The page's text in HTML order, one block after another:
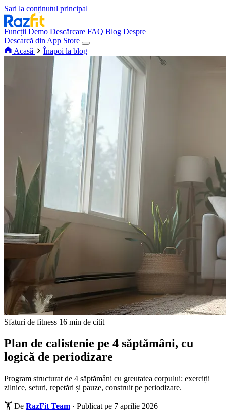
Sari la conținutul principal
Funcții Demo Descărcare FAQ Blog Despre
Descarcă din App Store
Acasă
Înapoi la blog
Sfaturi de fitness 16 min de citit
Plan de calistenie pe 4 săptămâni, cu
logică de periodizare
Program structurat de 4 săptămâni cu greutatea corpului: exerciții
zilnice, seturi, repetări și pauze, construit pe periodizare.
🏋️ De RazFit Team · Publicat pe 7 aprilie 2026